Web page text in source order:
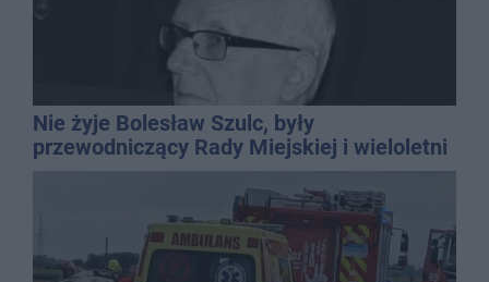
Nie żyje Bolesław Szulc, były
przewodniczący Rady Miejskiej i wieloletni
dyrektor SP 14